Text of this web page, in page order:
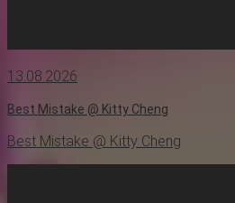
13.08.2026
Best Mistake @ Kitty Cheng
Best Mistake @ Kitty Cheng